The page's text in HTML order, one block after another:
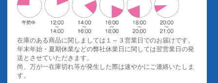
在庫のある商品に関しましては１～３営業日でのお届けです。
年末年始・夏期休業などの弊社休業日に関しては翌営業日の発
送とさせていただきます。
尚、万が一在庫切れ等が発生した際は速やかにご連絡いたしま
す。